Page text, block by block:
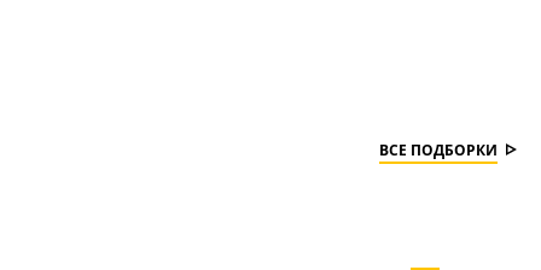
ВСЕ ПОДБОРКИ